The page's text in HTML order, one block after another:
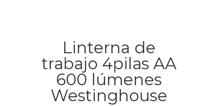
Linterna de
trabajo 4pilas AA
600 lúmenes
Westinghouse